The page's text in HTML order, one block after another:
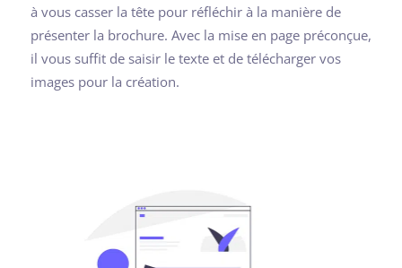
à vous casser la tête pour réfléchir à la manière de
présenter la brochure. Avec la mise en page préconçue,
il vous suffit de saisir le texte et de télécharger vos
images pour la création.